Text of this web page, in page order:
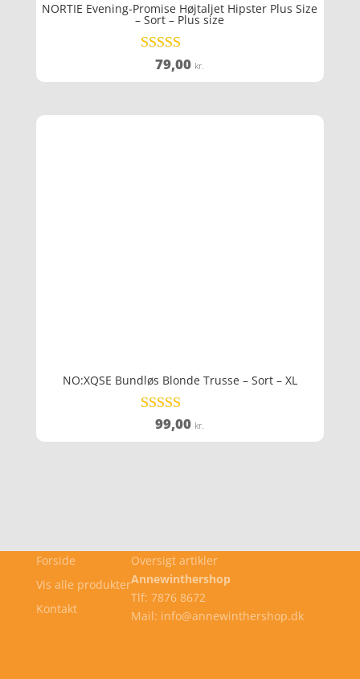
NORTIE Evening-Promise Højtaljet Hipster Plus Size
– Sort – Plus size
Vurderet
5
79,00 kr.
NO:XQSE Bundløs Blonde Trusse – Sort – XL
Vurderet
5
99,00 kr.
Forside
Vis alle produkter
Kontakt
Oversigt artikler
Annewinthershop
Tlf: 7876 8672
Mail: info@annewinthershop.dk